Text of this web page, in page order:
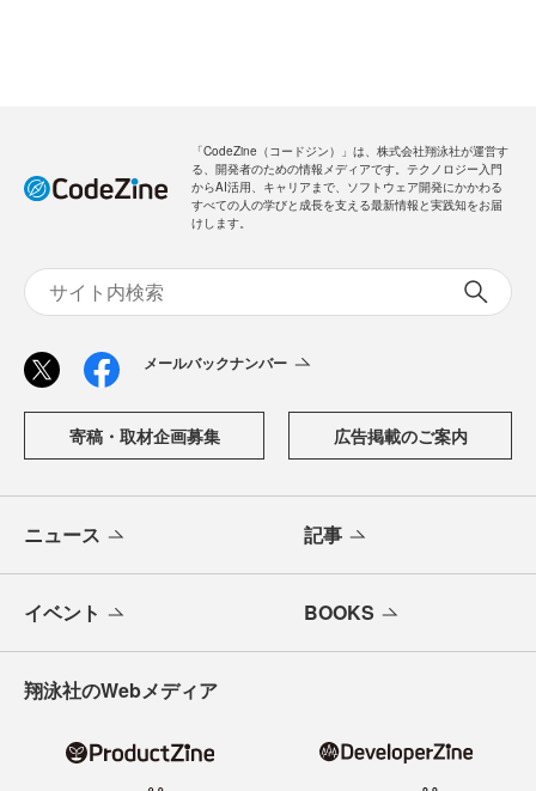
「CodeZine（コードジン）」は、株式会社翔泳社が運営す
る、開発者のための情報メディアです。テクノロジー入門
からAI活用、キャリアまで、ソフトウェア開発にかかわる
すべての人の学びと成長を支える最新情報と実践知をお届
けします。
メールバックナンバー
寄稿・取材企画募集 広告掲載のご案内
ニュース 記事
イベント BOOKS
翔泳社のWebメディア